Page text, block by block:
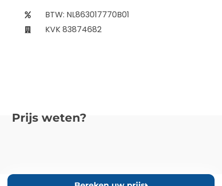
BTW: NL863017770B01
KVK 83874682
Prijs weten?